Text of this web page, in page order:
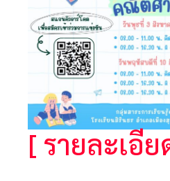
[ รายละเอี